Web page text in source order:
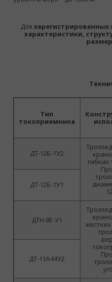
Для зарегистрированных
характеристики,
Тип
токоприемника
ДТ-12Б-1У2
гибких
ДТ-12Б-1У1
ДТН-8Е-У1
ДТ-11А-МУ2